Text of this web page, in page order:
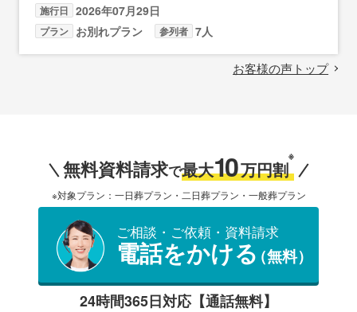
施行日 2026年07月29日
プラン お別れプラン 参列者 7人
お客様の声トップ
無料資料請求で最大10万円割
※
※対象プラン：一日葬プラン・二日葬プラン・一般葬プラン
ご相談・ご依頼・資料請求
電話をかける（無料）
24時間365日対応【通話無料】